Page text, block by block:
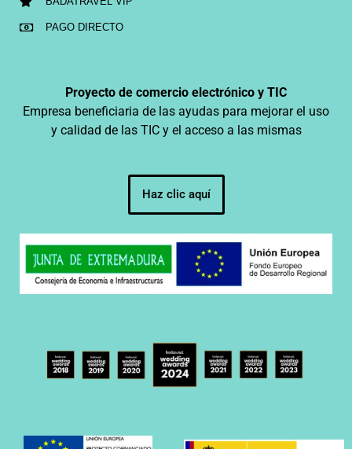
PAGO DIRECTO
Proyecto de comercio electrónico y TIC
Empresa beneficiaria de las ayudas para mejorar el uso
y calidad de las TIC y el acceso a las mismas
Haz clic aquí